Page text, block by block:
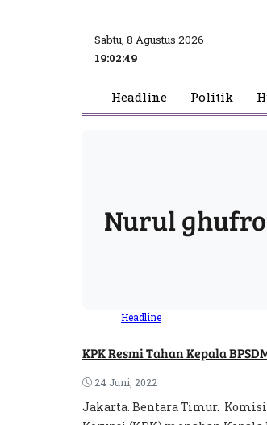
Sabtu, 8 Agustus 2026
19:02:49
Headline Politik
Nurul
Headline
KPK Resmi Tahan Kepala
24 Juni, 2022
Jakarta. Bentara Timur.